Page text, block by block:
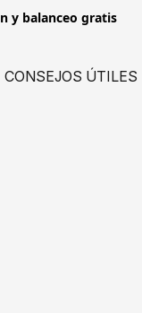
y balanceo gratis
CONSEJOS ÚTILES